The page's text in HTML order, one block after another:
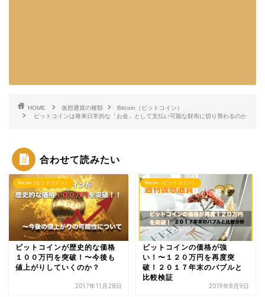
HOME 仮想通貨の種類
Bitcoin（ビットコイン）
ビットコインは将来日常的な「お金」として支払い可能な財布に切り替わるのか
合わせて読みたい
Bitcoin（ビットコイン）
ビットコインが歴史的な価格
１００万円を突破！〜今後も
値上がりしていくのか？
2017年11月28日
Bitcoin（ビットコイン）
ビットコインの価格が強
い！〜１２０万円を再度突
破！２０１７年末のバブルと
比較検証
2019年8月9日